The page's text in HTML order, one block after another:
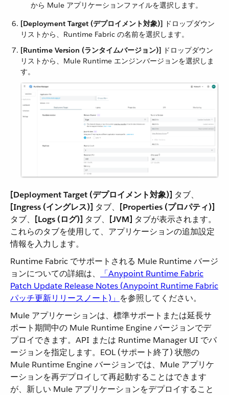
から Mule アプリケーションファイルを選択します。
[Deployment Target (デプロイメント対象)] ​ ドロップダウン
リストから、Runtime Fabric の名前を選択します。
[Runtime Version (ランタイムバージョン)] ​ ドロップダウン
リストから、Mule Runtime エンジンバージョンを選択しま
す。
[Deployment Target (デプロイメント対象)] ​ タブ、​
[Ingress (イングレス)] ​ タブ、​ [Properties (プロパティ)]
タブ、​
[Logs (ログ)] ​ タブ、​ [JVM] ​ タブが表示されます。
これらのタブを使用して、アプリケーションの追加設定
情報を入力します。
Runtime Fabric でサポートされる Mule Runtime バージ
ョンについての詳細は、​
「Anypoint Runtime Fabric
Patch Update Release Notes (Anypoint Runtime Fabric
パッチ更新リリースノート)」 ​を参照してください。
Mule アプリケーションは、標準サポートまたは延長サ
ポート期間中の Mule Runtime Engine バージョンでデ
プロイできます。API または Runtime Manager UI でバ
ージョンを指定します。EOL (サポート終了) 状態の
Mule Runtime Engine バージョンでは、Mule アプリケ
ーションを再デプロイして再起動することはできます
が、新しい Mule アプリケーションをデプロイすること